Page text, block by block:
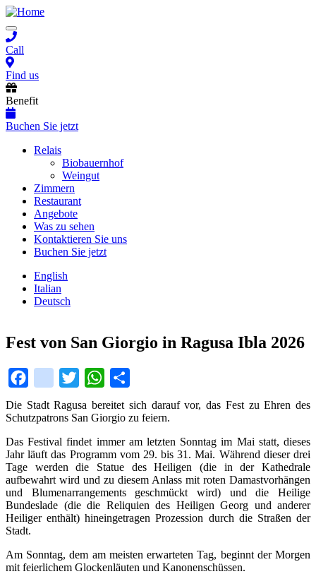
Skip
to
main
content
Toggle
navigation
Call
Find us
Benefit
Buchen Sie jetzt
Main
navigation
Relais
Biobauernhof
Weingut
Zimmern
Restaurant
Angebote
Was zu sehen
Kontaktieren Sie uns
Buchen Sie jetzt
English
Italian
Deutsch
Fest von San Giorgio in Ragusa Ibla 2026
Facebookinstagram
Twitter WhatsApp
Die Stadt Ragusa bereitet sich darauf vor, das Fest zu Ehren des
Schutzpatrons San Giorgio zu feiern.
Das Festival findet immer am letzten Sonntag im Mai statt, dieses
Jahr läuft das Programm vom 29. bis 31. Mai. Während dieser drei
Tage werden die Statue des Heiligen (die in der Kathedrale
aufbewahrt wird und zu diesem Anlass mit roten Damastvorhängen
und Blumenarrangements geschmückt wird) und die Heilige
Bundeslade (die die Reliquien des Heiligen Georg und anderer
Heiliger enthält) hineingetragen Prozession durch die Straßen der
Stadt.
Am Sonntag, dem am meisten erwarteten Tag, beginnt der Morgen
mit feierlichem Glockenläuten und Kanonenschüssen.